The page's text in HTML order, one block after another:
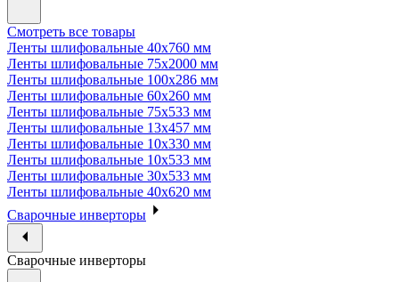
Смотреть все товары
Ленты шлифовальные 40х760 мм
Ленты шлифовальные 75х2000 мм
Ленты шлифовальные 100х286 мм
Ленты шлифовальные 60х260 мм
Ленты шлифовальные 75х533 мм
Ленты шлифовальные 13х457 мм
Ленты шлифовальные 10х330 мм
Ленты шлифовальные 10х533 мм
Ленты шлифовальные 30х533 мм
Ленты шлифовальные 40х620 мм
Сварочные инверторы
Сварочные инверторы